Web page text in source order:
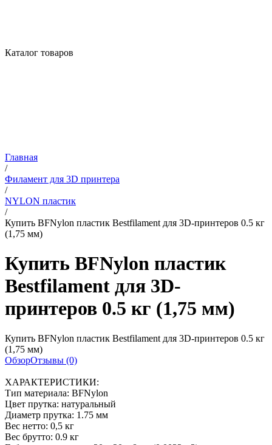
Каталог товаров
Главная
/
Филамент для 3D принтера
/
NYLON пластик
/
Купить BFNylon пластик Bestfilament для 3D-принтеров 0.5 кг
(1,75 мм)
Купить BFNylon пластик
Bestfilament для 3D-
принтеров 0.5 кг (1,75 мм)
Купить BFNylon пластик Bestfilament для 3D-принтеров 0.5 кг
(1,75 мм)
ОбзорОтзывы (0)
ХАРАКТЕРИСТИКИ:
Тип материала: BFNylon
Цвет прутка: натуральный
Диаметр прутка: 1.75 мм
Вес нетто: 0,5 кг
Вес брутто: 0.9 кг